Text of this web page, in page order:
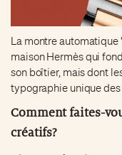
La montre automatique
maison Hermès qui
son boîtier, mais dont
typographie unique
Comment faites-
créatifs?